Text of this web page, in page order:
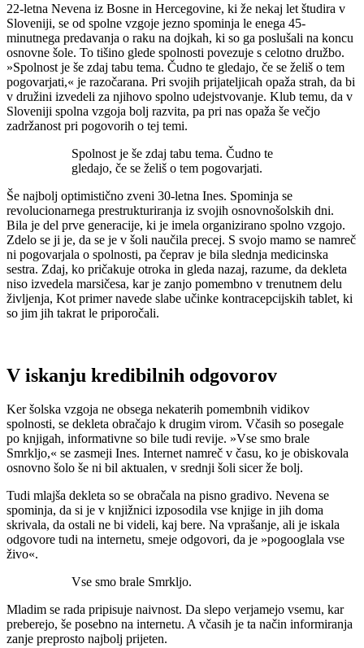
22-letna Nevena iz Bosne in Hercegovine, ki že nekaj let študira v
Sloveniji, se od spolne vzgoje jezno spominja le enega 45-
minutnega predavanja o raku na dojkah, ki so ga poslušali na koncu
osnovne šole. To tišino glede spolnosti povezuje s celotno družbo.
»Spolnost je še zdaj tabu tema. Čudno te gledajo, če se želiš o tem
pogovarjati,« je razočarana. Pri svojih prijateljicah opaža strah, da bi
v družini izvedeli za njihovo spolno udejstvovanje. Klub temu, da v
Sloveniji spolna vzgoja bolj razvita, pa pri nas opaža še večjo
zadržanost pri pogovorih o tej temi.
Spolnost je še zdaj tabu tema. Čudno te
gledajo, če se želiš o tem pogovarjati.
Še najbolj optimistično zveni 30-letna Ines. Spominja se
revolucionarnega prestrukturiranja iz svojih osnovnošolskih dni.
Bila je del prve generacije, ki je imela organizirano spolno vzgojo.
Zdelo se ji je, da se je v šoli naučila precej. S svojo mamo se namreč
ni pogovarjala o spolnosti, pa čeprav je bila slednja medicinska
sestra. Zdaj, ko pričakuje otroka in gleda nazaj, razume, da dekleta
niso izvedela marsičesa, kar je zanjo pomembno v trenutnem delu
življenja, Kot primer navede slabe učinke kontracepcijskih tablet, ki
so jim jih takrat le priporočali.
V iskanju kredibilnih odgovorov
Ker šolska vzgoja ne obsega nekaterih pomembnih vidikov
spolnosti, se dekleta obračajo k drugim virom. Včasih so posegale
po knjigah, informativne so bile tudi revije. »Vse smo brale
Smrkljo,« se zasmeji Ines. Internet namreč v času, ko je obiskovala
osnovno šolo še ni bil aktualen, v srednji šoli sicer že bolj.
Tudi mlajša dekleta so se obračala na pisno gradivo. Nevena se
spominja, da si je v knjižnici izposodila vse knjige in jih doma
skrivala, da ostali ne bi videli, kaj bere. Na vprašanje, ali je iskala
odgovore tudi na internetu, smeje odgovori, da je »pogooglala vse
živo«.
Vse smo brale Smrkljo.
Mladim se rada pripisuje naivnost. Da slepo verjamejo vsemu, kar
preberejo, še posebno na internetu. A včasih je ta način informiranja
zanje preprosto najbolj prijeten.